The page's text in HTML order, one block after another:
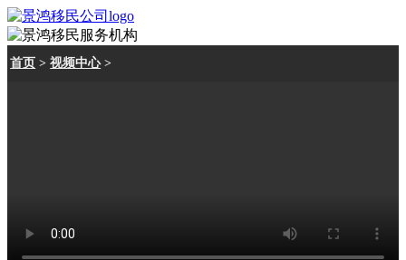
首页 >视频中心>